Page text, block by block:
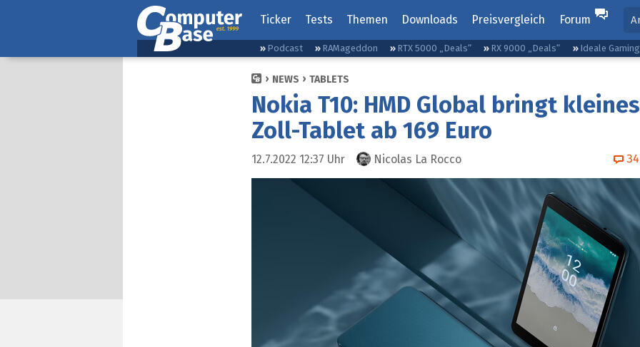
Ticker Tests Themen Downloads Preisvergleich Forum
Podcast RAMageddon RTX 5000 „Deals“ RX 9000 „Deals“ Ideale
NEWS TABLETS
Nokia T10: HMD Global bringt
Zoll-Tablet ab 169 Euro
12.7.2022 12:37 Uhr Nicolas La Rocco 34